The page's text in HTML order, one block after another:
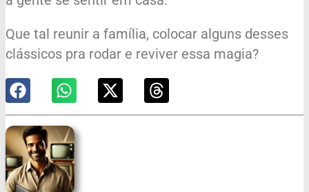
Que tal reunir a família, colocar alguns desses
clássicos pra rodar e reviver essa magia?